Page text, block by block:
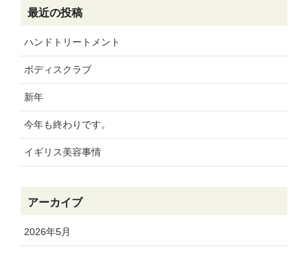
最近の投稿
ハンドトリートメント
ボディスクラブ
新年
今年も終わりです。
イギリス美容事情
アーカイブ
2026年5月